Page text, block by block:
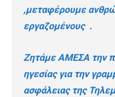
,μεταφέρουμε
εργαζομένους .
Ζητάμε ΑΜΕΣΑ την
ηγεσίας για την
ασφάλειας της